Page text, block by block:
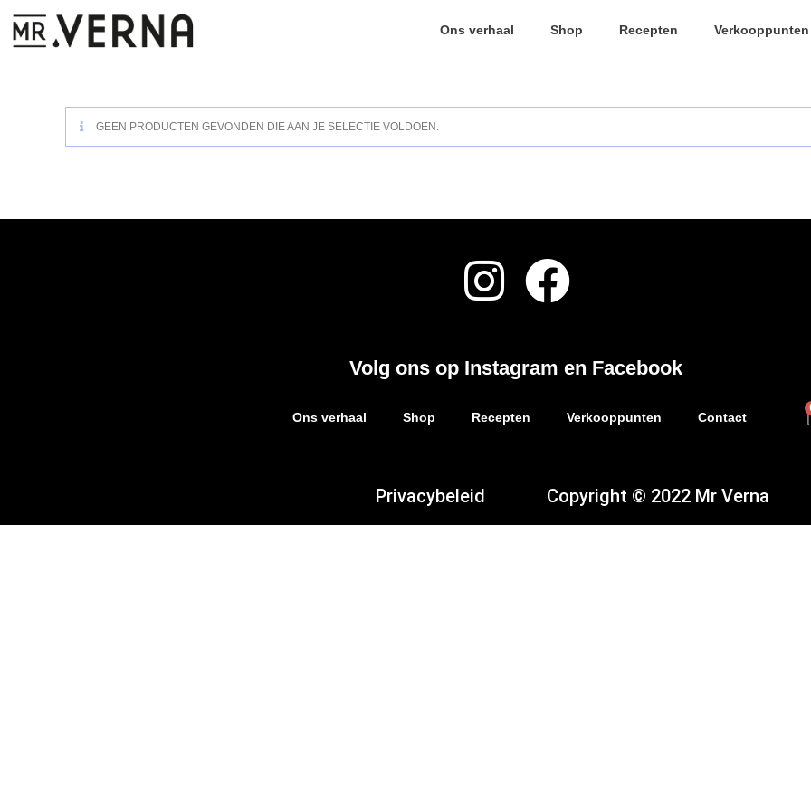
Ons verhaal Shop Recepten Verkooppunten
GEEN PRODUCTEN GEVONDEN DIE AAN JE SELECTIE VOLDOEN.
Volg ons op Instagram en Facebook
Ons verhaal Shop Recepten Verkooppunten Contact
Privacybeleid Copyright © 2022 Mr Verna